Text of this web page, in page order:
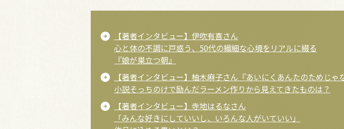
【著者インタビュー】伊吹有喜さん
心と体の不調に戸惑う、50代の繊細な心境をリアルに綴る
『娘が巣立つ朝』
【著者インタビュー】柚木麻子さん『あいにくあんたのためじゃ
小説そっちのけで励んだラーメン作りから見えてきたものは？
【著者インタビュー】寺地はるなさん
「みんな好きにしていいし、いろんな人がいていい」